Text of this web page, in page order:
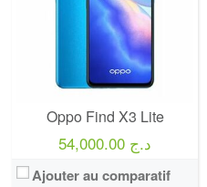
Oppo Find X3 Lite
54,000.00 د.ج
Ajouter au comparatif